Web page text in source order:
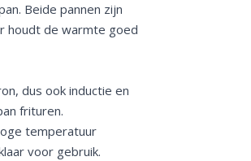
Beide pannen zijn
houdt de warmte goed
dus ook inductie en
frituren.
temperatuur
voor gebruik.